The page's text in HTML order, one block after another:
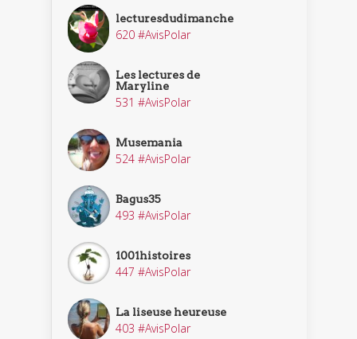
lecturesdudimanche
620 #AvisPolar
Les lectures de
Maryline
531 #AvisPolar
Musemania
524 #AvisPolar
Bagus35
493 #AvisPolar
1001histoires
447 #AvisPolar
La liseuse heureuse
403 #AvisPolar